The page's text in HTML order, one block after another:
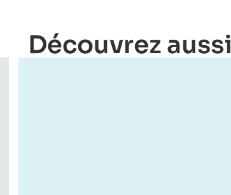
Découvrez aussi